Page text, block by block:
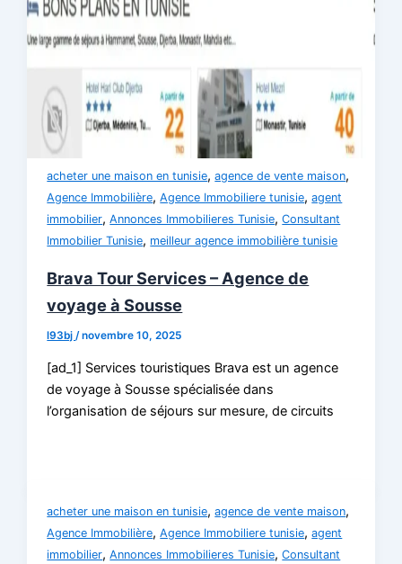
acheter une maison en tunisie,agence de vente maison,
Agence Immobilière,Agence Immobiliere tunisie,agent
immobilier,Annonces Immobilieres Tunisie,Consultant
Immobilier Tunisie, meilleur agence immobilière tunisie
Brava Tour Services – Agence de
voyage à Sousse
l93bj/novembre 10, 2025
[ad_1] Services touristiques Brava est un agence
de voyage à Sousse spécialisée dans
l’organisation de séjours sur mesure, de circuits
acheter une maison en tunisie,agence de vente maison,
Agence Immobilière,Agence Immobiliere tunisie,agent
immobilier,Annonces Immobilieres Tunisie,Consultant